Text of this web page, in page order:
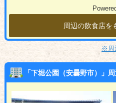
周辺の飲食店
※周
「下堀公園（安曇野市）」